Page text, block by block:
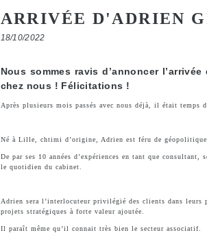
ARRIVÉE D'ADRIEN
18/10/2022
Nous sommes ravis d’annoncer
chez nous ! Félicitations !
Après plusieurs mois passés avec nous déjà, il était temps
Né à Lille, chtimi d’origine, Adrien est féru de
De par ses 10 années d’expériences en tant que
le quotidien du cabinet.
Adrien sera l’interlocuteur privilégié des clients dans leurs
projets stratégiques à forte valeur ajoutée.
Il paraît même qu’il connait très bien le secteur associatif.